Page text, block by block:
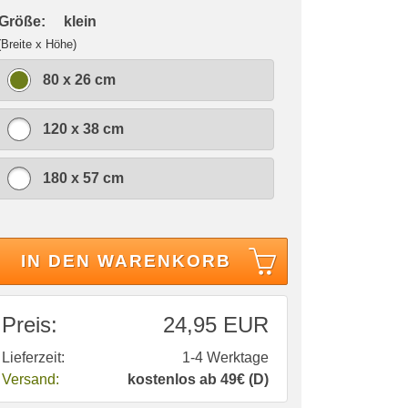
klein
x Höhe)
80 x 26 cm
120 x 38 cm
180 x 57 cm
IN DEN WARENKORB
Preis: 24,95 EUR
Lieferzeit:
1-4 Werktage
Versand:
kostenlos ab 49€ (D)